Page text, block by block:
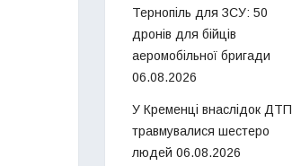
Тернопіль для ЗСУ: 50
дронів для бійців
аеромобільної бригади
06.08.2026
У Кременці внаслідок ДТП
травмувалися шестеро
людей 06.08.2026